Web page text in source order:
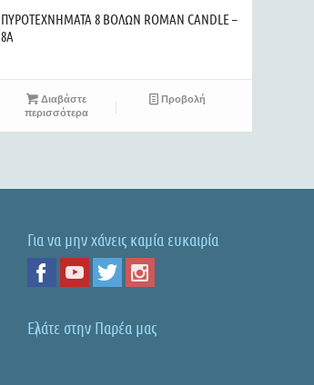
ΠΥΡΟΤΕΧΝΗΜΑΤΑ 8 ΒΟΛΩΝ ROMAN CANDLE –
8A
Διαβάστε
περισσότερα
Προβολή
Για να μην χάνεις καμία ευκαιρία
Ελάτε στην Παρέα μας